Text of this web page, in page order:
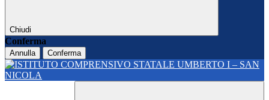
Chiudi
Conferma
Annulla Conferma